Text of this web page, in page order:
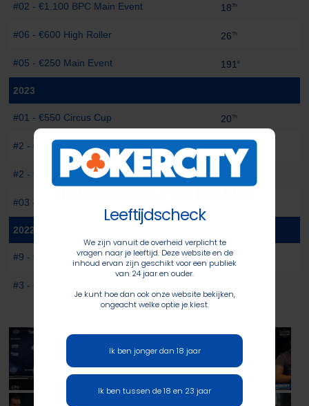
#02 - €1.100 BPC Main Event 18Th
#06 - €600 High Roller 26Th
#05 - €250 Main Event 191e
2023
#01 - €550 Circus Cup 20Th
#2 - €400 Main Event 4
#2 - €330 Main Event 35
#03 - €330 Main Event
2022
#9 - €250 KO Progressive Championship 12Th
#3 - €1.100 Main Event
Leeftijdscheck
We zijn vanuit de overheid verplicht te
vragen naar je leeftijd. Deze website en de
inhoud ervan zijn geschikt voor een publiek
van 24 jaar en ouder.
Je kunt hoe dan ook onze website bekijken,
ongeacht welke optie je kiest.
Ik ben jonger dan 18 jaar
Ik ben tussen de 18 en 23 jaar